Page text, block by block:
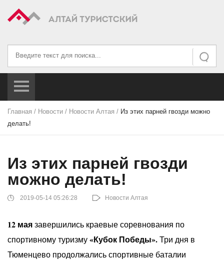
Искать
Искать...
Главная / Новости / Новости Алтая / Из этих парней гвозди можно
делать!
Из этих парней гвозди
можно делать!
2019-05-14 05:26:28 Новости Алтая
12 маязавершились краевые соревнования по
спортивному туризму«Кубок Победы».Три дня в
Тюменцево продолжались спортивные баталии